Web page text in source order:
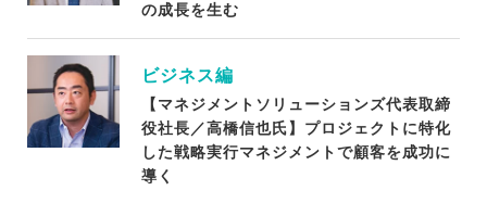
の成長を生む
ビジネス編
【マネジメントソリューションズ代表取締
役社長／高橋信也氏】プロジェクトに特化
した戦略実行マネジメントで顧客を成功に
導く